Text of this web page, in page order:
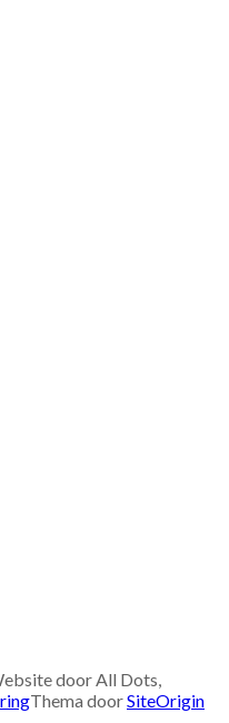
door All Dots,
Thema doorSiteOrigin